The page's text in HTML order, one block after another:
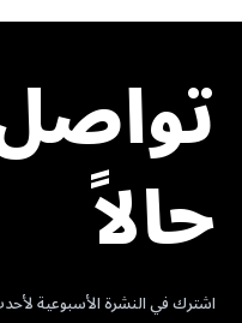
حالاً
اشترك في النشرة الأسبوعية